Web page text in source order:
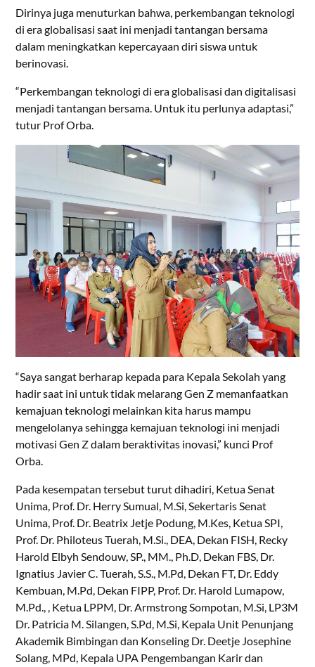
Dirinya juga menuturkan bahwa, perkembangan teknologi
di era globalisasi saat ini menjadi tantangan bersama
dalam meningkatkan kepercayaan diri siswa untuk
berinovasi.
“Perkembangan teknologi di era globalisasi dan digitalisasi
menjadi tantangan bersama. Untuk itu perlunya adaptasi,”
tutur Prof Orba.
“Saya sangat berharap kepada para Kepala Sekolah yang
hadir saat ini untuk tidak melarang Gen Z memanfaatkan
kemajuan teknologi melainkan kita harus mampu
mengelolanya sehingga kemajuan teknologi ini menjadi
motivasi Gen Z dalam beraktivitas inovasi,” kunci Prof
Orba.
Pada kesempatan tersebut turut dihadiri, Ketua Senat
Unima, Prof. Dr. Herry Sumual, M.Si, Sekertaris Senat
Unima, Prof. Dr. Beatrix Jetje Podung, M.Kes, Ketua SPI,
Prof. Dr. Philoteus Tuerah, M.Si., DEA, Dekan FISH, Recky
Harold Elbyh Sendouw, SP., MM., Ph.D, Dekan FBS, Dr.
Ignatius Javier C. Tuerah, S.S., M.Pd, Dekan FT, Dr. Eddy
Kembuan, M.Pd, Dekan FIPP, Prof. Dr. Harold Lumapow,
M.Pd., , Ketua LPPM, Dr. Armstrong Sompotan, M.Si, LP3M
Dr. Patricia M. Silangen, S.Pd, M.Si, Kepala Unit Penunjang
Akademik Bimbingan dan Konseling Dr. Deetje Josephine
Solang, MPd, Kepala UPA Pengembangan Karir dan